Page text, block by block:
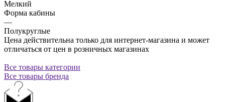
Мелкий
Форма кабины
—
Полукруглые
Цена действительна только для интернет-магазина и может
отличаться от цен в розничных магазинах
Все товары категории
Все товары бренда